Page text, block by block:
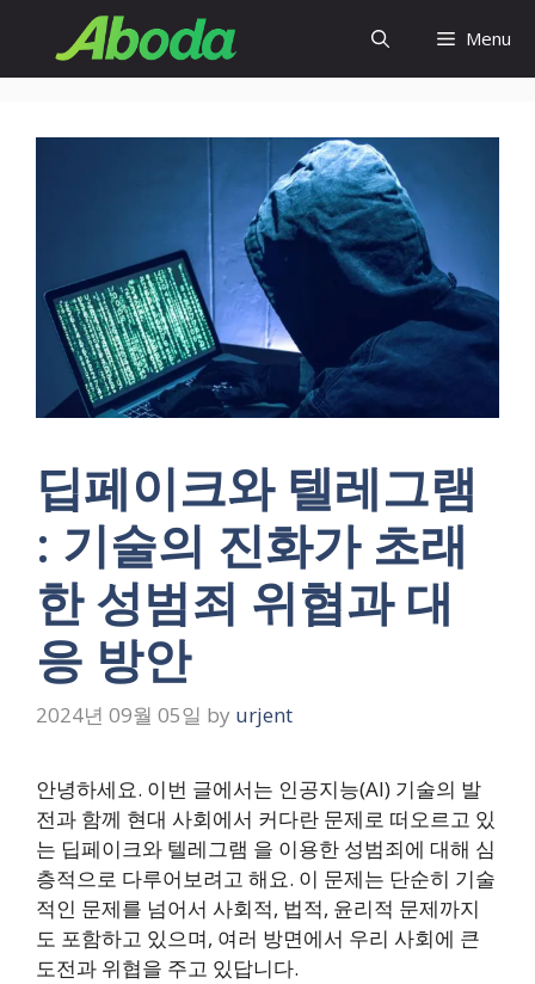
content
Menu
딥페이크와 텔레그램
: 기술의 진화가 초래
한 성범죄 위협과 대
응 방안
2024년 09월 05일 by urjent
안녕하세요. 이번 글에서는 인공지능(AI) 기술의 발
전과 함께 현대 사회에서 커다란 문제로 떠오르고 있
는 딥페이크와 텔레그램 을 이용한 성범죄에 대해 심
층적으로 다루어보려고 해요. 이 문제는 단순히 기술
적인 문제를 넘어서 사회적, 법적, 윤리적 문제까지
도 포함하고 있으며, 여러 방면에서 우리 사회에 큰
도전과 위협을 주고 있답니다.